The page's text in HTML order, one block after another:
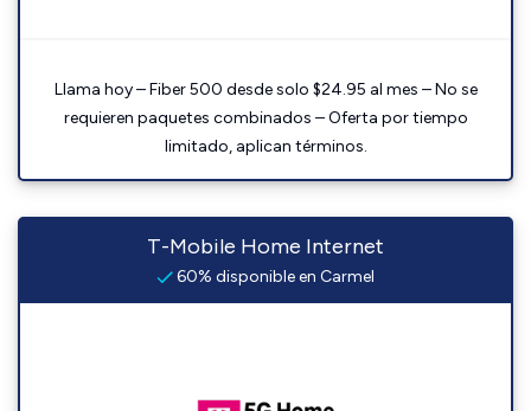
Llama hoy – Fiber 500 desde solo $24.95 al mes – No se
requieren paquetes combinados – Oferta por tiempo
limitado, aplican términos.
T-Mobile Home Internet
60% disponible en Carmel